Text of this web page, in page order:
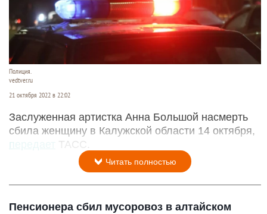
Полиция.
vedtver.ru
21 октября 2022 в 22:02
Заслуженная артистка Анна Большой насмерть
сбила женщину в Калужской области 14 октября,
передает
ТАСС.
Читать полностью
Пенсионера сбил мусоровоз в алтайском